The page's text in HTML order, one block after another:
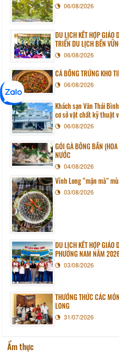
06/08/2026
DU LỊCH KẾT HỢP GIÁO
TRIỂN DU LỊCH BỀN
06/08/2026
CÁ BỐNG TRỨNG KHO
06/08/2026
Khách sạn Văn Thái
cơ sở vật chất kỹ thuật
06/08/2026
GỎI GÀ BÔNG BẦN
NƯỚC
04/08/2026
Vĩnh Long “mặn mà”
03/08/2026
DU LỊCH KẾT HỢP GIÁO
PHƯƠNG NAM NĂM
03/08/2026
THƯỞNG THỨC CÁC
LONG
31/07/2026
Ẩm thực